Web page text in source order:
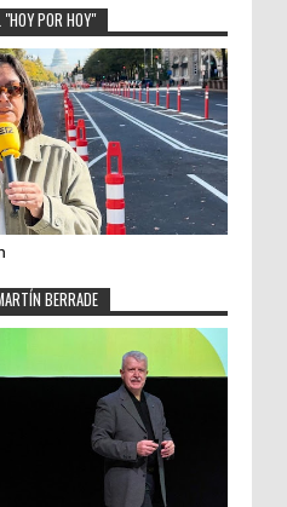
"HOY POR HOY"
BERRADE